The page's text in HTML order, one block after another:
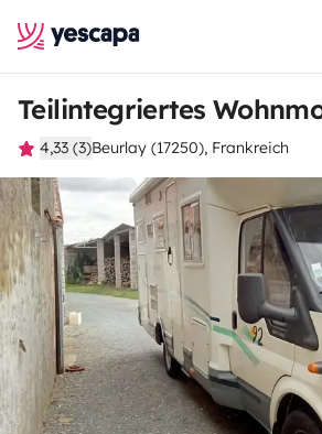
4,33 (3)Beurlay (17250), Frankreich